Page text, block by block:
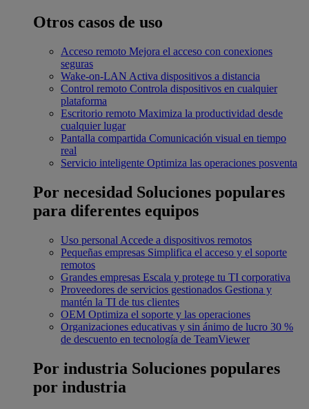
Otros casos de uso
Acceso remoto Mejora el acceso con conexiones
seguras
Wake-on-LAN Activa dispositivos a distancia
Control remoto Controla dispositivos en cualquier
plataforma
Escritorio remoto Maximiza la productividad desde
cualquier lugar
Pantalla compartida Comunicación visual en tiempo
real
Servicio inteligente Optimiza las operaciones posventa
Por necesidad Soluciones populares
para diferentes equipos
Uso personal Accede a dispositivos remotos
Pequeñas empresas Simplifica el acceso y el soporte
remotos
Grandes empresas Escala y protege tu TI corporativa
Proveedores de servicios gestionados Gestiona y
mantén la TI de tus clientes
OEM Optimiza el soporte y las operaciones
Organizaciones educativas y sin ánimo de lucro 30 %
de descuento en tecnología de TeamViewer
Por industria Soluciones populares
por industria